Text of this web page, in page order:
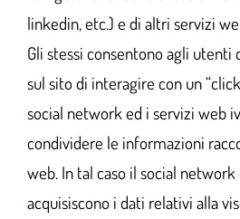
linkedin, etc.) e di altri servizi
Gli stessi consentono agli utenti
sul sito di interagire con un
social network ed i servizi web
condividere le informazioni
web. In tal caso il social
acquisiscono i dati relativi alla